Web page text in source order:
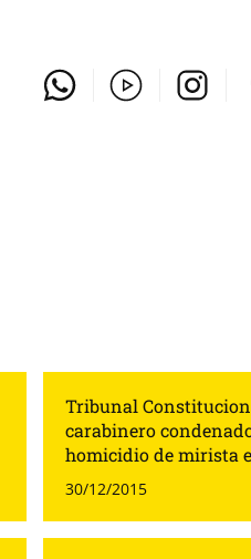
Tribunal
carabinero
homicidio de mirista
30/12/2015